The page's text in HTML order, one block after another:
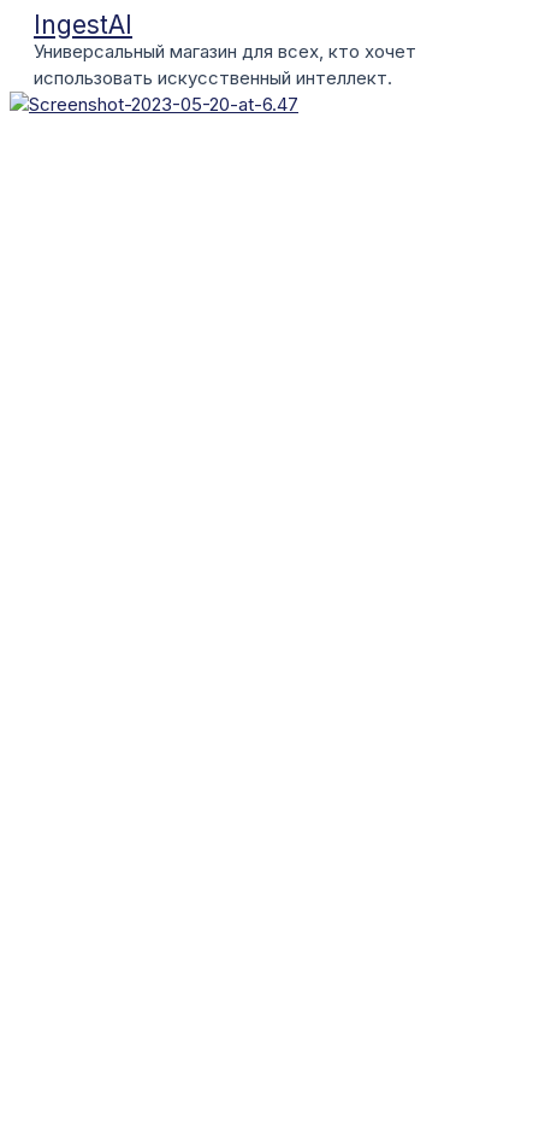
IngestAI
Универсальный магазин для всех, кто хочет
использовать искусственный интеллект.